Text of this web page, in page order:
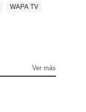
WAPA TV
Ver más